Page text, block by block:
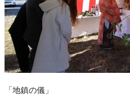
「地鎮の儀」